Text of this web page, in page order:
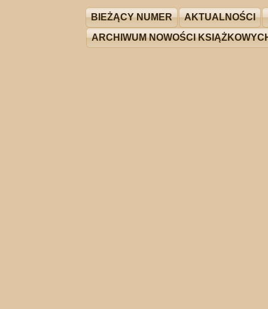
BIEŻĄCY NUMER AKTUALNOŚCI
ARCHIWUM NOWOŚCI